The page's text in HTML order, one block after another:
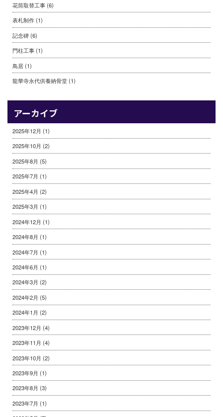
花筒取替工事(6)
表札制作(1)
記念碑(6)
門柱工事(1)
鳥居(1)
龍華寺永代供養納骨堂(1)
アーカイブ
2025年12月 (1)
2025年10月 (2)
2025年8月 (5)
2025年7月 (1)
2025年4月 (2)
2025年3月 (1)
2024年12月 (1)
2024年8月 (1)
2024年7月 (1)
2024年6月 (1)
2024年3月 (2)
2024年2月 (5)
2024年1月 (2)
2023年12月 (4)
2023年11月 (4)
2023年10月 (2)
2023年9月 (1)
2023年8月 (3)
2023年7月 (1)